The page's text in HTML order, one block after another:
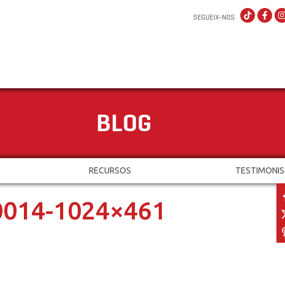
SEGUEIX-NOS
BLOG
RECURSOS TESTIMONIS
1024×461